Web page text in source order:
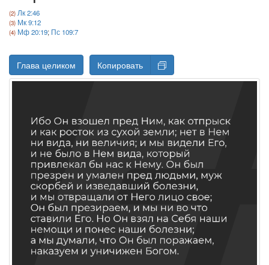
Лк 2:46
Мк 9:12
Мф 20:19; Пс 109:7
Глава целиком Копировать